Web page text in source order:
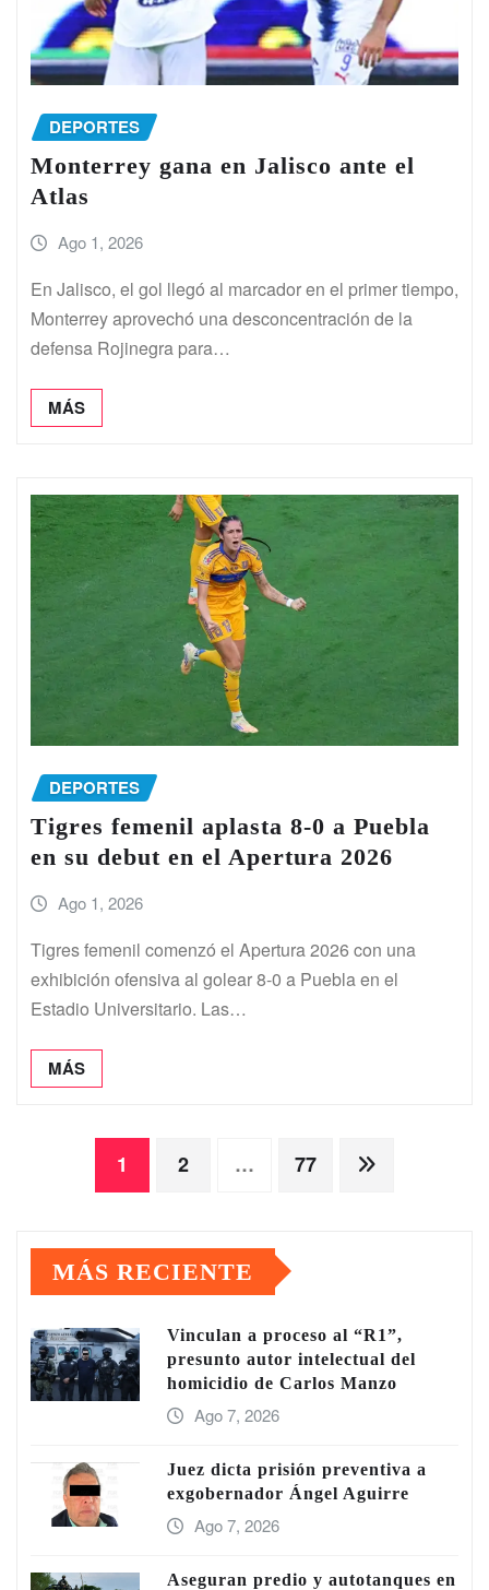
DEPORTES
Monterrey gana en Jalisco ante el
Atlas
Ago 1, 2026
En Jalisco, el gol llegó al marcador en el primer tiempo,
Monterrey aprovechó una desconcentración de la
defensa Rojinegra para…
MÁS
DEPORTES
Tigres femenil aplasta 8-0 a Puebla
en su debut en el Apertura 2026
Ago 1, 2026
Tigres femenil comenzó el Apertura 2026 con una
exhibición ofensiva al golear 8-0 a Puebla en el
Estadio Universitario. Las…
MÁS
Paginación
entradas
1 2 … 77
MÁS RECIENTE
Vinculan a proceso al “R1”,
presunto autor intelectual del
homicidio de Carlos Manzo
Ago 7, 2026
Juez dicta prisión preventiva a
exgobernador Ángel Aguirre
Ago 7, 2026
Aseguran predio y autotanques en